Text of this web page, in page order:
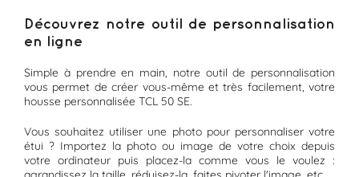
Découvrez notre outil de personnalisation
en ligne
Simple à prendre en main, notre outil de personnalisation
vous permet de créer vous-même et très facilement, votre
housse personnalisée TCL 50 SE.
Vous souhaitez utiliser une photo pour personnaliser votre
étui ? Importez la photo ou image de votre choix depuis
votre ordinateur puis placez-la comme vous le voulez :